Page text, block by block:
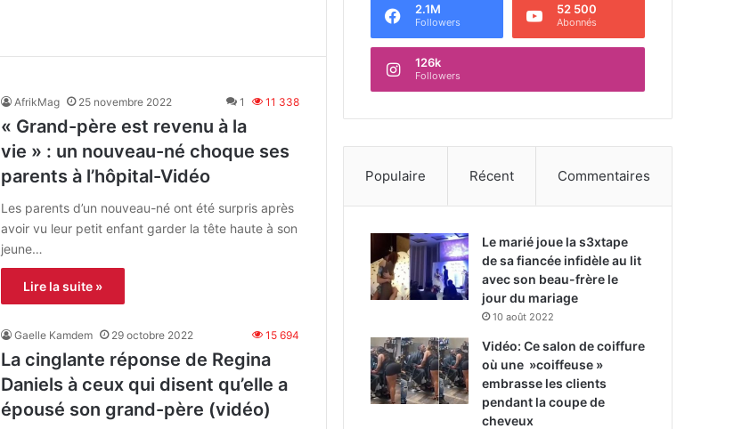
AfrikMag 25 novembre 2022 1 11 338
« Grand-père est revenu à la
vie » : un nouveau-né choque ses
parents à l’hôpital-Vidéo
Les parents d’un nouveau-né ont été surpris après
avoir vu leur petit enfant garder la tête haute à son
jeune…
Lire la suite »
Gaelle Kamdem 29 octobre 2022 15 694
La cinglante réponse de Regina
Daniels à ceux qui disent qu’elle a
épousé son grand-père (vidéo)
2.1M
Followers
52 500
Abonnés
126k
Followers
Populaire Récent Commentaires
Le marié joue la s3xtape
de sa fiancée infidèle au lit
avec son beau-frère le
jour du mariage
10 août 2022
Vidéo: Ce salon de coiffure
où une »coiffeuse »
embrasse les clients
pendant la coupe de
cheveux